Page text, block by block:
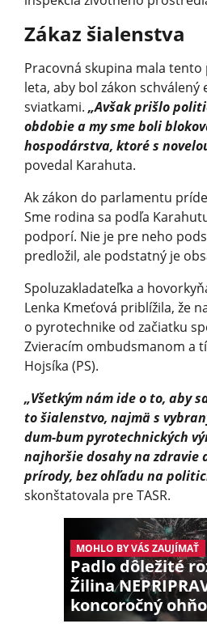
Zákaz šialenstva
Pracovná skupina mala
leta, aby bol zákon
sviatkami. „Avšak prišlo
obdobie a my sme boli
hospodárstva, ktoré s
povedal Karahuta.
Ak zákon do parlamentu
Sme rodina sa podľa
podporí. Nie je pre neho
predložil, ale podstatný je
Spoluzakladateľka a
Lenka Kmeťová priblížila, že
o pyrotechnike od začiatku
Zvieracím ombudsmanom a
Hojsíka (PS).
„Všetkým nám ide o to, aby
to šialenstvo, najmä s
dum-bum pyrotechnických
najhoršie dosahy na zdravie
prírody, bez ohľadu na
skonštatovala pre TASR.
MOHLO BY VÁS ZAUJÍMAŤ
Padlo dôležité
Žilina
koncoročný